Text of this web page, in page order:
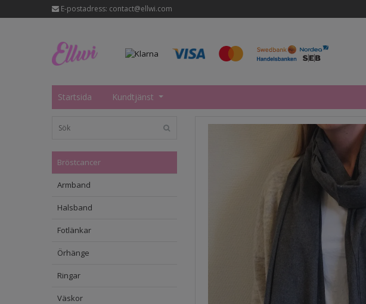
E-postadress: contact@ellwi.com
Startsida Kundtjänst
Bröstcancer
Armband
Halsband
Fotlänkar
Örhänge
Ringar
Väskor